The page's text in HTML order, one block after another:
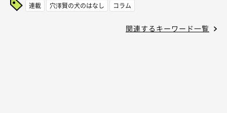
連載 穴澤賢の犬のはなし コラム
関連するキーワード一覧